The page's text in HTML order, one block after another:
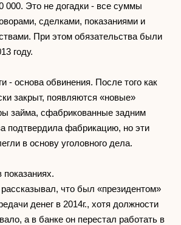
000. Это не догадки - все суммы
сделками, показаниями и
При этом обязательства были
году.
- основа обвинения. После того как
закрыт, появляются «новые»
займа, сфабрикованные задним
подтвердила фабрикацию, но эти
в основу уголовного дела.
что был «президентом»
денег в 2014г., хотя должности
а в банке он перестал работать в